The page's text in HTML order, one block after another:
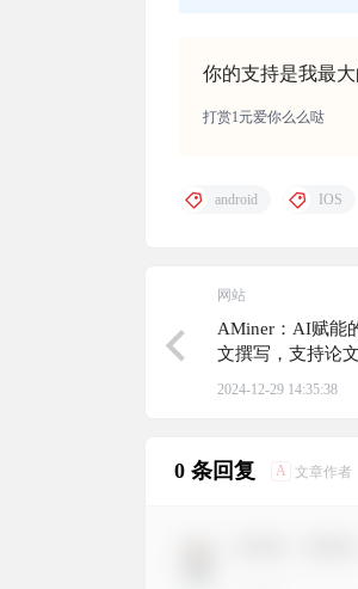
你的支持是我最
打赏1元爱你么么哒
android IOS
网站
AMiner：AI赋能
文撰写，支持论
更好地理解论文内
2024-12-29 14:35:38
0 条回复 A 文章作者